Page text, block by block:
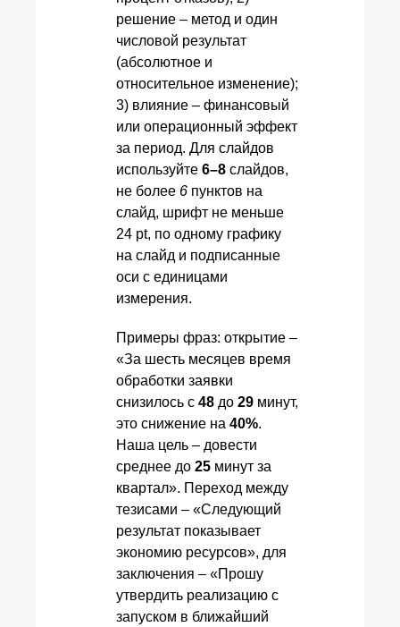
решение – метод и один
числовой результат
(абсолютное и
относительное изменение);
3) влияние – финансовый
или операционный эффект
за период. Для слайдов
используйте 6–8 слайдов,
не более 6 пунктов на
слайд, шрифт не меньше
24 pt, по одному графику
на слайд и подписанные
оси с единицами
измерения.
Примеры фраз: открытие –
«За шесть месяцев время
обработки заявки
снизилось с 48 до 29 минут,
это снижение на 40%.
Наша цель – довести
среднее до 25 минут за
квартал». Переход между
тезисами – «Следующий
результат показывает
экономию ресурсов», для
заключения – «Прошу
утвердить реализацию с
запуском в ближайший